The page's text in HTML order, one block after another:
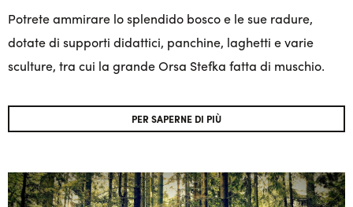
Potrete ammirare lo splendido bosco e le sue radure,
dotate di supporti didattici, panchine, laghetti e varie
sculture, tra cui la grande Orsa Stefka fatta di muschio.
PER SAPERNE DI PIÙ